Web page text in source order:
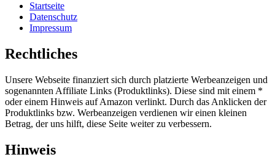
Startseite
Datenschutz
Impressum
Rechtliches
Unsere Webseite finanziert sich durch platzierte Werbeanzeigen und
sogenannten Affiliate Links (Produktlinks). Diese sind mit einem *
oder einem Hinweis auf Amazon verlinkt. Durch das Anklicken der
Produktlinks bzw. Werbeanzeigen verdienen wir einen kleinen
Betrag, der uns hilft, diese Seite weiter zu verbessern.
Hinweis